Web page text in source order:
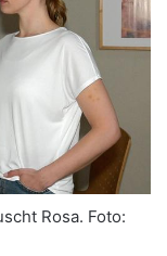
Rosa. Foto: